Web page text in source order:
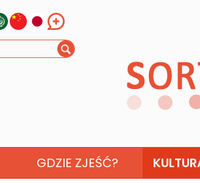
GDZIE ZJEŚĆ?